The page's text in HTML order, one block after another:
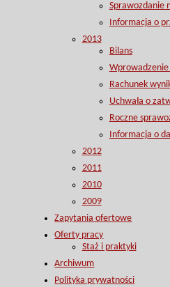
Sprawozdanie
Informacja o
2013
Bilans
Rachunek
Uchwała o
Roczne
Informacja o
2012
2011
2010
2009
Zapytania ofertowe
Oferty pracy
Staż i praktyki
Archiwum
Polityka prywatności